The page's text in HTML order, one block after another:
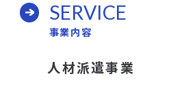
SERVICE
事業内容
人材派遣事業